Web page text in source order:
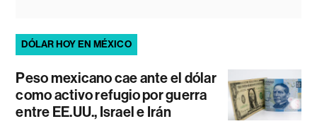
DÓLAR HOY EN MÉXICO
Peso mexicano cae ante el dólar
como activo refugio por guerra
entre EE.UU., Israel e Irán